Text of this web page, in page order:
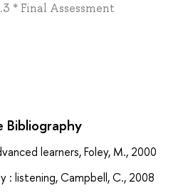
* Final Assessment
Bibliography
learners, Foley, M., 2000
: listening, Campbell, C., 2008